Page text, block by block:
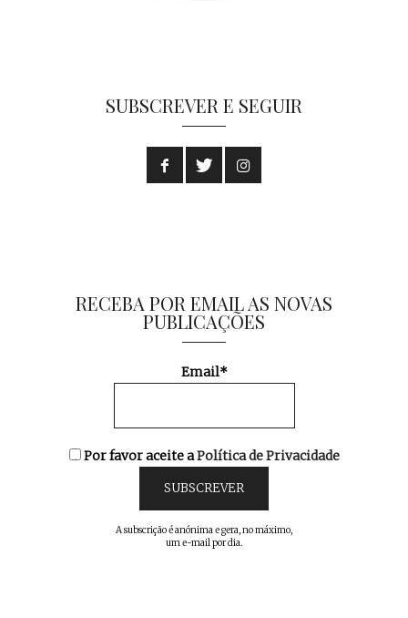
SUBSCREVER E SEGUIR
RECEBA POR EMAIL AS NOVAS
PUBLICAÇÕES
Email*
Por favor aceite aPolítica de Privacidade
A subscrição é anónima e gera, no máximo,
um e-mail por dia.